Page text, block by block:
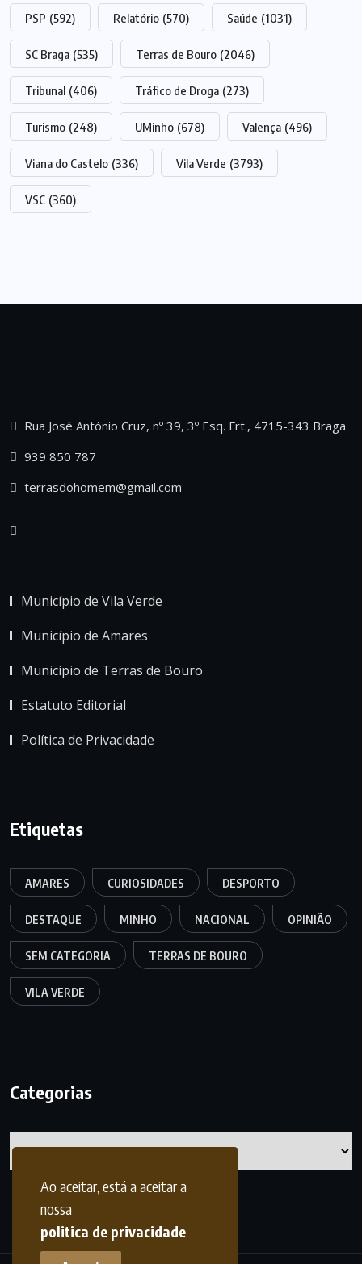
Ao aceitar, está a aceitar a
nossa
politica de privacidade
PSP (592) Relatório (570) Saúde (1031)
SC Braga (535) Terras de Bouro (2046)
Tribunal (406) Tráfico de Droga (273)
Turismo (248) UMinho (678) Valença (496)
Viana do Castelo (336) Vila Verde (3793)
VSC (360)
Rua José António Cruz, nº 39, 3º Esq. Frt., 4715-343 Braga
939 850 787
terrasdohomem@gmail.com
Município de Vila Verde
Município de Amares
Município de Terras de Bouro
Estatuto Editorial
Política de Privacidade
Etiquetas
AMARES CURIOSIDADES DESPORTO
DESTAQUE MINHO NACIONAL OPINIÃO
SEM CATEGORIA TERRAS DE BOURO
VILA VERDE
Categorias